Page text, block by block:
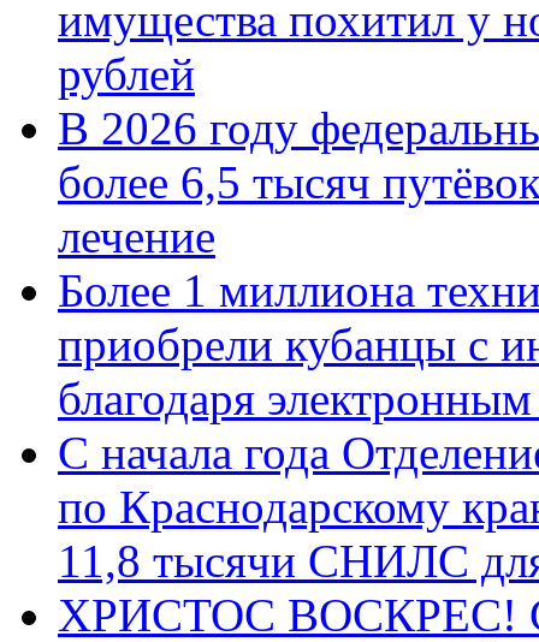
имущества похитил у
рублей
В 2026 году
более 6,5 тысяч
лечение
Более 1 миллиона
приобрели кубанцы с
благодаря
С начала года
по Краснодарскому
11,8 тысячи СНИЛС
ХРИСТОС ВОСКРЕС! С